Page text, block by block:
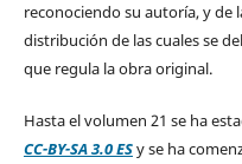
reconociendo su autoría, y de
distribución de las cuales se
que regula la obra original.
Hasta el volumen 21 se ha
CC-BY-SA 3.0 ESy se ha